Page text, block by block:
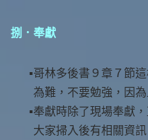
捌．奉獻
哥林多後書９章７節
為難，不要勉強，因為
奉獻時除了現場奉獻
大家掃入後有相關資